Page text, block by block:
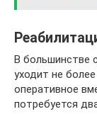
В большинстве
уходит не
оперативное
потребуется